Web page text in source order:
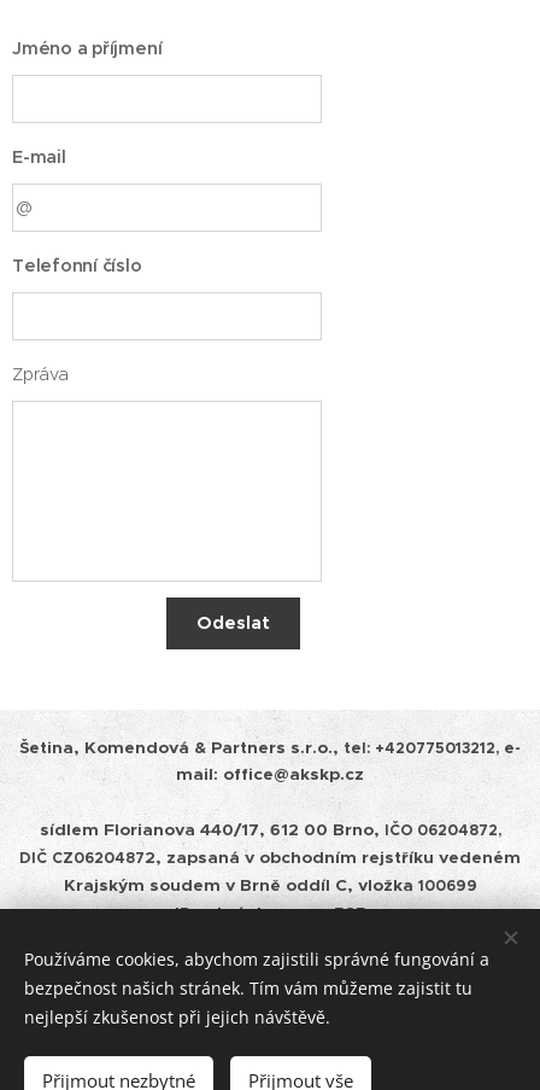
Jméno a příjmení
E-mail
Telefonní číslo
Zpráva
Odeslat
Šetina, Komendová & Partners s.r.o., tel: +420775013212, e-
mail: office@akskp.cz
sídlem Florianova 440/17, 612 00 Brno, IČO 06204872,
DIČ CZ06204872, zapsaná v obchodním rejstříku vedeném
Krajským soudem v Brně oddíl C, vložka 100699
ID schránky: cepm585
Zásady ochrany osobních údajů a pravidla cookies
Cookies
Používáme cookies, abychom zajistili správné fungování a
bezpečnost našich stránek. Tím vám můžeme zajistit tu
nejlepší zkušenost při jejich návštěvě.
Přijmout nezbytné Přijmout vše